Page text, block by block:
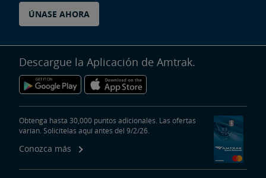
ÚNASE AHORA
Descargue la Aplicación de Amtrak.
Obtenga hasta 30,000 puntos adicionales. Las ofertas
varían. Solicítelas aquí antes del 9/2/26.
Conozca más